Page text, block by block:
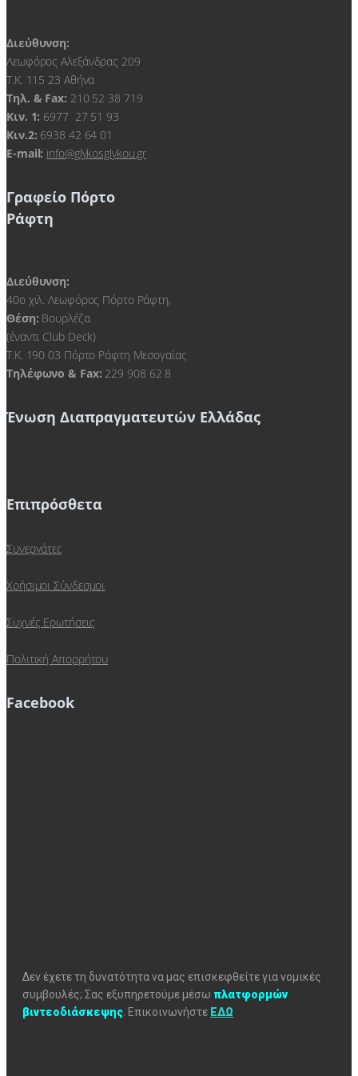
Διεύθυνση:
Λεωφόρος Αλεξάνδρας 209
Τ.Κ. 115 23 Αθήνα
Τηλ. & Fax: 210 52 38 719
Kιν. 1: 6977 27 51 93
Κιν.2: 6938 42 64 01
E-mail: info@glykosglykou.gr
Γραφείο Πόρτο
Ράφτη
Διεύθυνση:
40ο χιλ. Λεωφόρος Πόρτο Ράφτη,
Θέση: Βουρλέζα
(έναντι Club Deck)
Τ.Κ. 190 03 Πόρτο Ράφτη Μεσογαίας
Τηλέφωνο & Fax: 229 908 62 8
Ένωση Διαπραγματευτών Ελλάδας
Επιπρόσθετα
Συνεργάτες
Χρήσιμοι Σύνδεσμοι
Συχνές Ερωτήσεις
Πολιτική Απορρήτου
Facebook
Δεν έχετε τη δυνατότητα να μας επισκεφθείτε για νομικές
συμβουλές; Σας εξυπηρετούμε μέσω πλατφορμών
βιντεοδιάσκεψης Επικοινωνήστε ΕΔΩ